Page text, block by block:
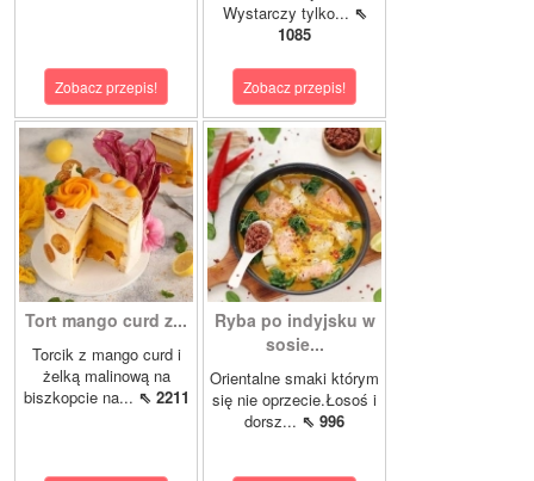
Zobacz przepis!
Wystarczy tylko... ⇖
1085
Zobacz przepis!
Tort mango curd z...
Torcik z mango curd i
żelką malinową na
biszkopcie na... ⇖ 2211
Ryba po indyjsku w
sosie...
Orientalne smaki którym
się nie oprzecie.Łosoś i
dorsz... ⇖ 996